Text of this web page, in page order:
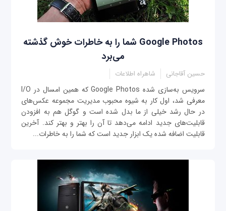
Google Photos شما را به خاطرات خوش گذشته
می‌برد
حسین آقاجانی شاهراه اطلاعات
سرویس به‌سازی شده Google Photos که همین امسال در I/O
معرفی شد، اول کار به شیوه محبوب مدیریت مجموعه عکس‌های
در حال رشد خیلی از ما بدل شده است و گوگل هم به افزودن
قابلیت‌های جدید ادامه می‌دهد تا آن را بهتر و بهتر کند. آخرین
قابلیت اضافه شده یک ابزار جدید است که شما را به خاطرات‌...